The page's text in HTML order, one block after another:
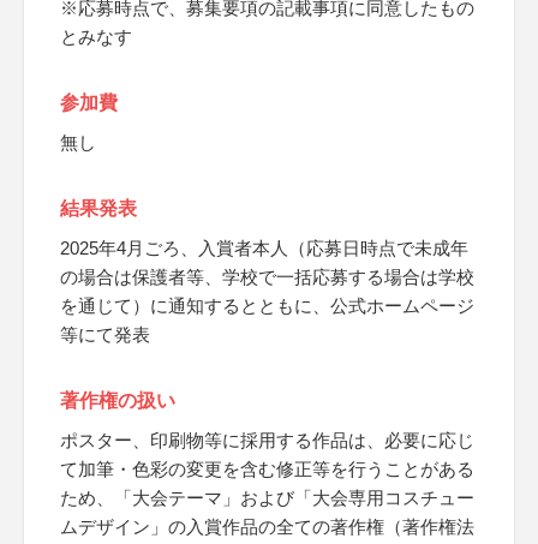
※応募時点で、募集要項の記載事項に同意したもの
とみなす
参加費
無し
結果発表
2025年4月ごろ、入賞者本人（応募日時点で未成年
の場合は保護者等、学校で一括応募する場合は学校
を通じて）に通知するとともに、公式ホームページ
等にて発表
著作権の扱い
ポスター、印刷物等に採用する作品は、必要に応じ
て加筆・色彩の変更を含む修正等を行うことがある
ため、「大会テーマ」および「大会専用コスチュー
ムデザイン」の入賞作品の全ての著作権（著作権法